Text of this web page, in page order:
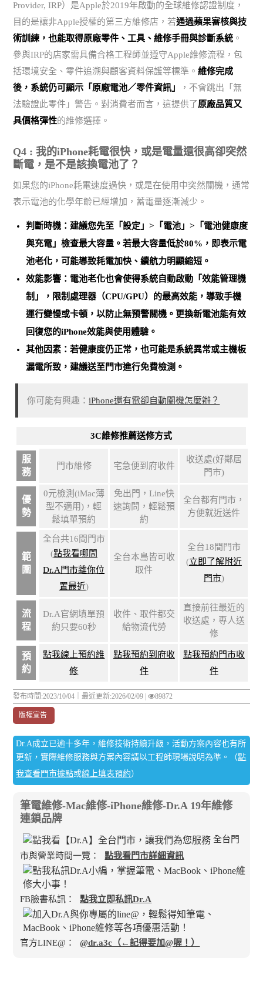
Provider, IRP）是Apple於2019年啟動的全球維修認證制度，
目的是讓非Apple授權的第三方維修店，若通過蘋果審核與技
術訓練，也能取得原廠零件、工具、維修手冊與診斷系統 。
參與IRP的店家需具備合格工程師並遵守Apple維修流程，包
括環境安全、零件追溯與顧客資料保護等標準。維修完成
後，系統仍可顯示「原廠電池／零件資訊」
，不會跳出「無
法驗證此零件」警告。對消費者而言，這提供了原廠品質又
具價格彈性的維修選擇。
Q4 : 我的iPhone耗電很快，或是電量還很高卻突然
斷電，是不是該換電池了？
如果您的iPhone耗電速度過快，或是在使用中突然關機，通常
表示電池的化學年齡已經增加，蓄電量逐漸減少。
判斷時機：建議您先至「設定」>「電池」>「電池健康度
與充電」檢查最大容量。若最大容量低於80%，即表示電
池老化 ，可能導致耗電加快、續航力明顯縮短。
效能影響：電池老化也會使得系統自動啟動「效能管理機
制」，限制處理器（CPU/GPU）的最高效能，導致手機
運行變慢或卡頓，以防止無預警關機。 更換新電池能有效
回復您的iPhone效能與使用體驗 。
其他因素：若健康度仍正常，也可能是系統異常或主機板
漏電所致 ，建議送至門市進行免費檢測。
你可能有興趣：iPhone還有電卻自動關機怎麼辦？
3C維修推薦送修方式
服
務
門市維修 宅急便到府收件
收送處(好鄰居
門市)
優
勢
0元檢測(iMac薄
型不適用)，輕
鬆填單預約
免出門，Line快
速詢問，輕鬆預
約
全台都有門市，
方便就近送件
範
圍
全台共16間門市
(點我看哪間
Dr.A門市離你位
置最近)
全台本島皆可收
取件
全台18間門市
(立即了解附近
門市)
流
程
Dr.A官網填單預
約只要60秒
收件、取件都交
給物流代勞
直接前往最近的
收送處，專人送
修
預
約
點我線上預約維
修
點我預約到府收
件
點我預約門市收
件
發布時間:2023/10/04｜最近更新:2026/02/09 | 89872
版權宣告
Dr.A成立已逾十多年，維修技術持續升級，活動方案內容也有所
更新，實際維修服務與方案內容請以工程師現場說明為準。（點
我查看門市據點或線上填表預約）
筆電維修-Mac維修-iPhone維修-Dr.A 19年維修
連鎖品牌
全台門
市與營業時間一覽：
點我看門市詳細資訊
FB臉書私訊： 點我立即私訊Dr.A
官方LINE@： @dr.a3c（←記得要加@喔！）